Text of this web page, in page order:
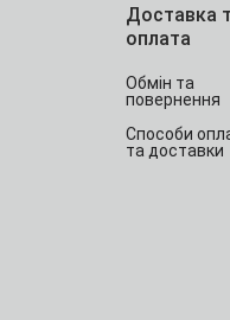
Доставка
оплата
Обмін та
повернення
Способи
та доставки